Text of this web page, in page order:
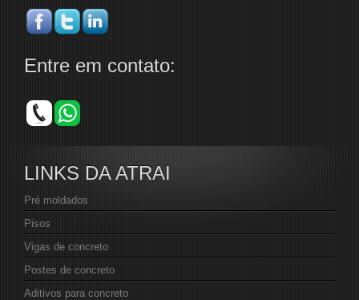
Entre em contato:
LINKS DA ATRAI
Pré moldados
Pisos
Vigas de concreto
Postes de concreto
Aditivos para concreto